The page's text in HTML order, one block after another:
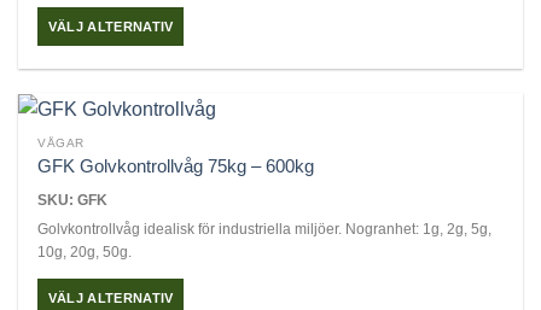
kan
VÄLJ ALTERNATIV
produkten
har
flera
De
olika
alternativen
VÅGAR
GFK Golvkontrollvåg 75kg – 600kg
SKU: GFK
Golvkontrollvåg idealisk för industriella miljöer. Nogranhet: 1g, 2g, 5g,
10g, 20g, 50g.
VÄLJ ALTERNATIV